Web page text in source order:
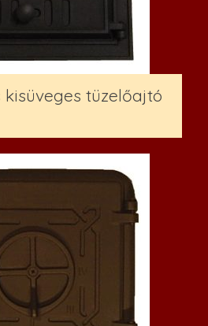
kisüveges tüzelőajtó